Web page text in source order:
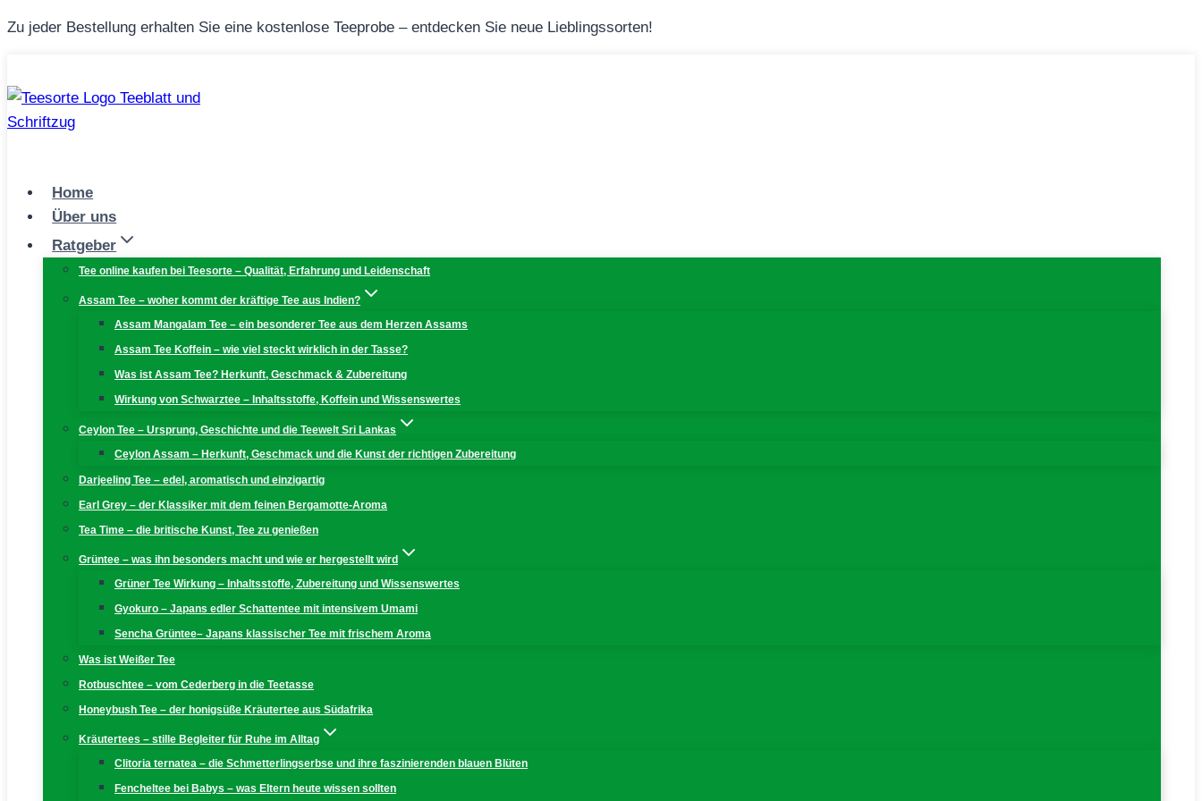
Zum
Zu jeder Bestellung erhalten Sie eine kostenlose Teeprobe – entdecken Sie neue Lieblingssorten!
Home
Über uns
Ratgeber
Tee online kaufen bei Teesorte – Qualität, Erfahrung und Leidenschaft
Assam Tee – woher kommt der kräftige Tee aus Indien?
Assam Mangalam Tee – ein besonderer Tee aus dem Herzen Assams
Assam Tee Koffein – wie viel steckt wirklich in der Tasse?
Was ist Assam Tee? Herkunft, Geschmack & Zubereitung
Wirkung von Schwarztee – Inhaltsstoffe, Koffein und Wissenswertes
Ceylon Tee – Ursprung, Geschichte und die Teewelt Sri Lankas
Ceylon Assam – Herkunft, Geschmack und die Kunst der richtigen Zubereitung
Darjeeling Tee – edel, aromatisch und einzigartig
Earl Grey – der Klassiker mit dem feinen Bergamotte-Aroma
Tea Time – die britische Kunst, Tee zu genießen
Grüntee – was ihn besonders macht und wie er hergestellt wird
Grüner Tee Wirkung – Inhaltsstoffe, Zubereitung und Wissenswertes
Gyokuro – Japans edler Schattentee mit intensivem Umami
Sencha Grüntee– Japans klassischer Tee mit frischem Aroma
Was ist Weißer Tee
Rotbuschtee – vom Cederberg in die Teetasse
Honeybush Tee – der honigsüße Kräutertee aus Südafrika
Kräutertees – stille Begleiter für Ruhe im Alltag
Clitoria ternatea – die Schmetterlingserbse und ihre faszinierenden blauen Blüten
Fencheltee bei Babys – was Eltern heute wissen sollten